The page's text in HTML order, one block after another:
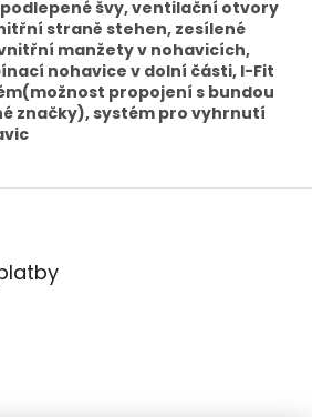
švy, ventilační otvory
straně stehen, zesílené
manžety v nohavicích,
nohavice v dolní části, I-Fit
propojení s bundou
značky), systém pro vyhrnutí